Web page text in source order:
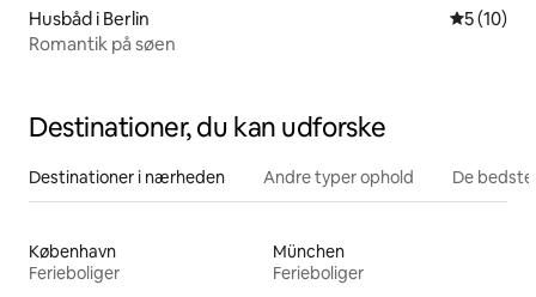
Husbåd i Berlin 5 ud af 5 i
5 (10)
Romantik på søen
Destinationer, du kan udforske
Destinationer i nærheden Andre typer ophold De
København
Ferieboliger
München
Ferieboliger